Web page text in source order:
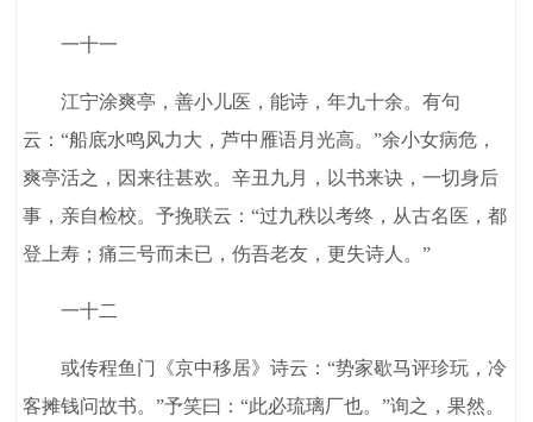
一十一
江宁涂爽亭，善小儿医，能诗，年九十余。有句
云：“船底水鸣风力大，芦中雁语月光高。”余小女病危，
爽亭活之，因来往甚欢。辛丑九月，以书来诀，一切身后
事，亲自检校。予挽联云：“过九秩以考终，从古名医，都
登上寿；痛三号而未已，伤吾老友，更失诗人。”
一十二
或传程鱼门《京中移居》诗云：“势家歇马评珍玩，冷
客摊钱问故书。”予笑曰：“此必琉璃厂也。”询之，果然。